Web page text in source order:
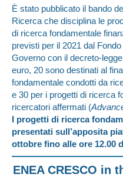
È stato pubblicato il bando
Ricerca che disciplina le
di ricerca fondamentale
previsti per il 2021 dal
Governo con il decreto-
euro, 20 sono destinati al
fondamentale condotti da
e 30 per i progetti di ricerca
ricercatori affermati (
I progetti di ricerca
presentati sull’apposita
ottobre fino alle ore 12.00
ENEA CRESCO in